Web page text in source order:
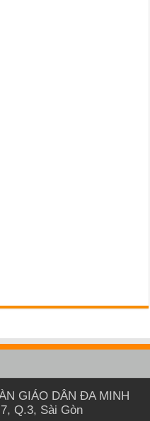
GIÁO DÂN ĐA MINH
Q.3, Sài Gòn